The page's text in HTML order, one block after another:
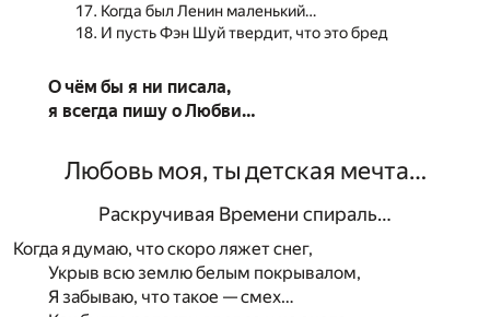
Когда был Ленин маленький…
И пусть Фэн Шуй твердит, что это бред
О чём бы я ни писала,
я всегда пишу о Любви…
Любовь моя, ты детская мечта…
Раскручивая Времени спираль…
Когда я думаю, что скоро ляжет снег,
Укрыв всю землю белым покрывалом,
Я забываю, что такое — смех…